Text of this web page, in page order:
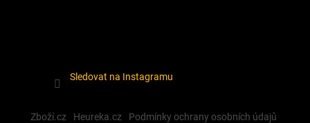
Sledovat na Instagramu
Zboží.cz Heureka.cz Podmínky ochrany osobních údajů